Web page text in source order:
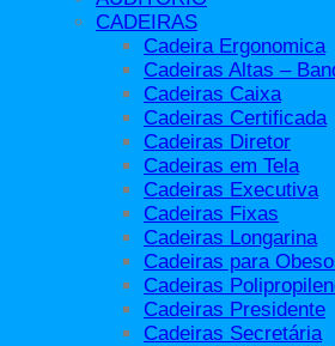
CADEIRAS
Cadeira Ergonomica
Cadeiras Altas –
Cadeiras Caixa
Cadeiras Certificada
Cadeiras Diretor
Cadeiras em Tela
Cadeiras Executiva
Cadeiras Fixas
Cadeiras Longarina
Cadeiras para
Cadeiras
Cadeiras Presidente
Cadeiras Secretária
Cadeira Empilhável para
Mesa Alta
Mesa Bistrô
Mesa Ergonômica
Mesas Basculante
Mesas de Apoio
Mesas de Escritório
Mesas de Reunião
Mesas Diretor e
Mesas Operacionais
Mesas para Cadeirantes
Mesas para Reunião
Móveis Área Externa